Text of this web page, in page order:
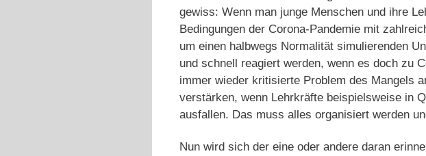
gewiss: Wenn man junge Menschen und ihre
Bedingungen der Corona-Pandemie mit
um einen halbwegs Normalität simulierenden
und schnell reagiert werden, wenn es doch zu
immer wieder kritisierte Problem des Mangels
verstärken, wenn Lehrkräfte beispielsweise in
ausfallen. Das muss alles organisiert werden
Nun wird sich der eine oder andere daran